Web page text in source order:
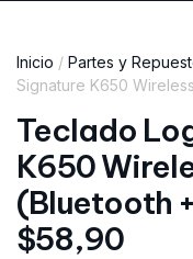
Inicio / Partes y
Signature K650
Teclado
K650
(Bluetooth
$58,90